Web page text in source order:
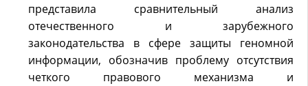
представила сравнительный анализ
отечественного и зарубежного
законодательства в сфере защиты геномной
информации, обозначив проблему отсутствия
четкого правового механизма и